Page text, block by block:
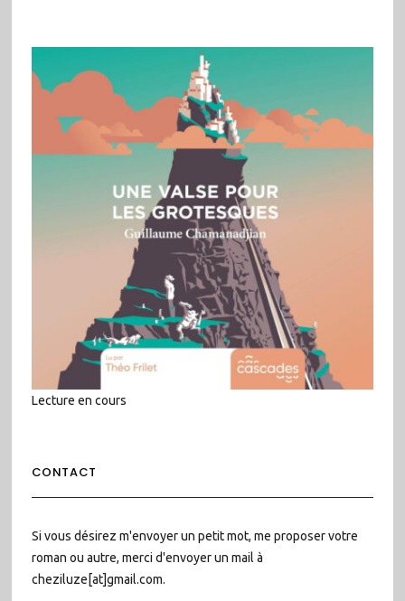
Lecture en cours
CONTACT
Si vous désirez m'envoyer un petit mot, me proposer votre
roman ou autre, merci d'envoyer un mail à
cheziluze[at]gmail.com.